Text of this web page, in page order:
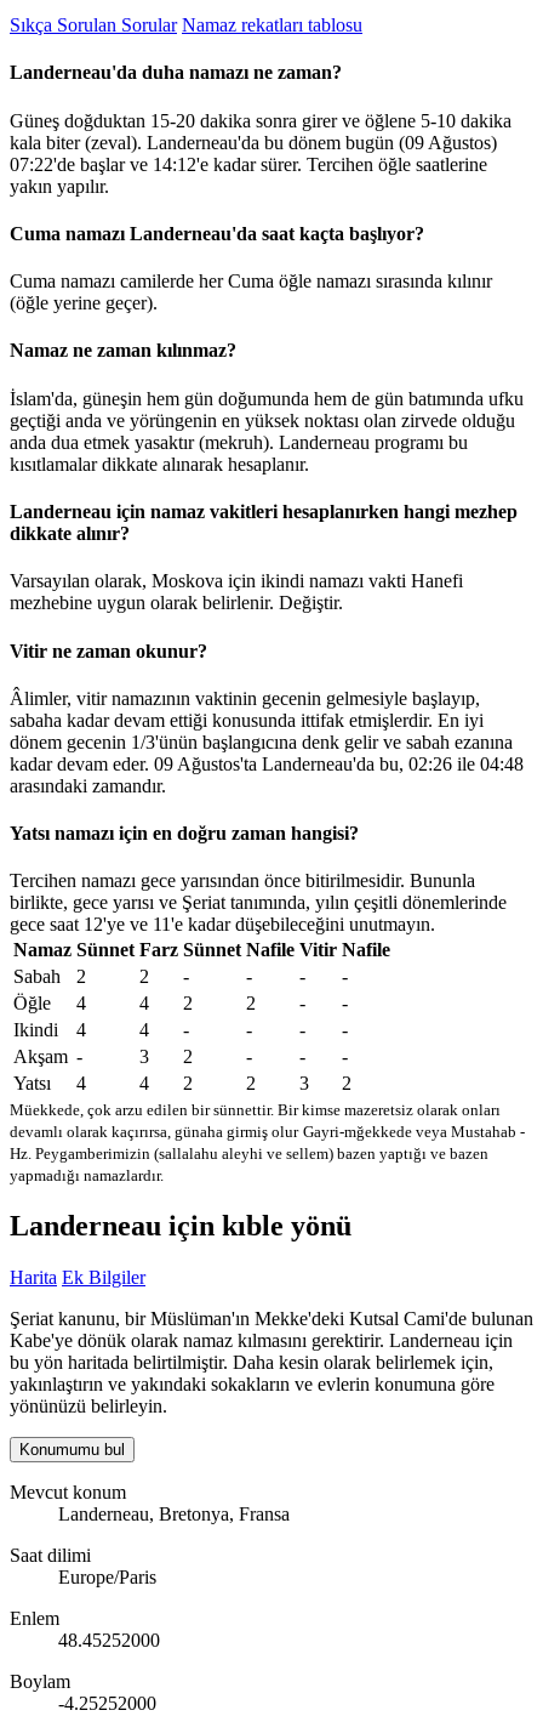
Sıkça Sorulan Sorular Namaz rekatları tablosu
Landerneau'da duha namazı ne zaman?
Güneş doğduktan 15-20 dakika sonra girer ve öğlene 5-10 dakika
kala biter (zeval). Landerneau'da bu dönem bugün (09 Ağustos)
07:22'de başlar ve 14:12'e kadar sürer. Tercihen öğle saatlerine
yakın yapılır.
Cuma namazı Landerneau'da saat kaçta başlıyor?
Cuma namazı camilerde her Cuma öğle namazı sırasında kılınır
(öğle yerine geçer).
Namaz ne zaman kılınmaz?
İslam'da, güneşin hem gün doğumunda hem de gün batımında ufku
geçtiği anda ve yörüngenin en yüksek noktası olan zirvede olduğu
anda dua etmek yasaktır (mekruh). Landerneau programı bu
kısıtlamalar dikkate alınarak hesaplanır.
Landerneau için namaz vakitleri hesaplanırken hangi mezhep
dikkate alınır?
Varsayılan olarak, Moskova için ikindi namazı vakti Hanefi
mezhebine uygun olarak belirlenir. Değiştir.
Vitir ne zaman okunur?
Âlimler, vitir namazının vaktinin gecenin gelmesiyle başlayıp,
sabaha kadar devam ettiği konusunda ittifak etmişlerdir. En iyi
dönem gecenin 1/3'ünün başlangıcına denk gelir ve sabah ezanına
kadar devam eder. 09 Ağustos'ta Landerneau'da bu, 02:26 ile 04:48
arasındaki zamandır.
Yatsı namazı için en doğru zaman hangisi?
Tercihen namazı gece yarısından önce bitirilmesidir. Bununla
birlikte, gece yarısı ve Şeriat tanımında, yılın çeşitli dönemlerinde
gece saat 12'ye ve 11'e kadar düşebileceğini unutmayın.
Namaz Sünnet Farz Sünnet Nafile Vitir Nafile
Sabah
2 2 - - -
-
Öğle
4 4 2 2 -
-
Ikindi
4 4 - - -
-
Akşam - 3 2 - -
-
Yatsı
4 4 2 2 3 2
Müekkede, çok arzu edilen bir sünnettir. Bir kimse mazeretsiz olarak onları
devamlı olarak kaçırırsa, günaha girmiş olur Gayri-mğekkede veya Mustahab -
Hz. Peygamberimizin (sallalahu aleyhi ve sellem) bazen yaptığı ve bazen
yapmadığı namazlardır.
Landerneau için kıble yönü
Harita Ek Bilgiler
Şeriat kanunu, bir Müslüman'ın Mekke'deki Kutsal Cami'de bulunan
Kabe'ye dönük olarak namaz kılmasını gerektirir. Landerneau için
bu yön haritada belirtilmiştir. Daha kesin olarak belirlemek için,
yakınlaştırın ve yakındaki sokakların ve evlerin konumuna göre
yönünüzü belirleyin.
Konumumu bul
Mevcut konum
Landerneau, Bretonya, Fransa
Saat dilimi
Europe/Paris
Enlem
48.45252000
Boylam
-4.25252000